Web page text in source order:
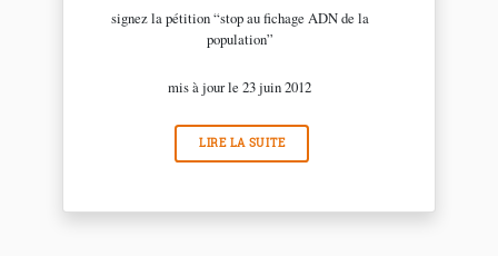
signez la pétition “stop au fichage ADN de la
population”
mis à jour le 23 juin 2012
LIRE LA SUITE